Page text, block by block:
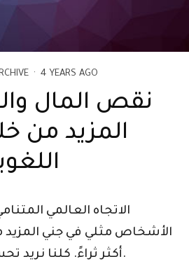
· 4 YEARS AGO
نقص المال
المزيد من
الاتجاه العالمي
الأشخاص مثلي في جني المزيد
أكثر ثراءً. كلنا نريد تحسين ظروفنا المالية.